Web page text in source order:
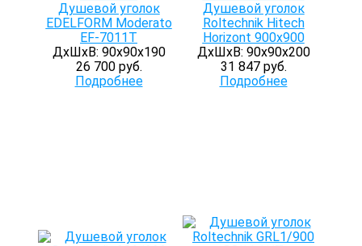
Душевой уголок
EDELFORM Moderato
EF-7011T
ДхШхВ: 90х90х190
26 700 руб.
Подробнее
Душевой уголок
Roltechnik Hitech
Horizont 900х900
ДхШхВ: 90х90х200
31 847 руб.
Подробнее